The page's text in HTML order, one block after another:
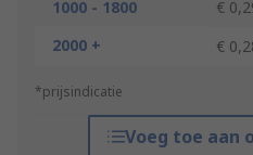
1000 - 1800
€
2000 +
€
*prijsindicatie
Voeg toe aan